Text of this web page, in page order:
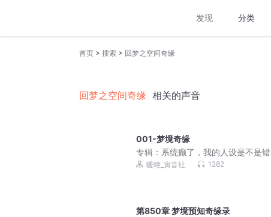
发现 分类
首页 > 搜索 > 回梦之空间奇缘
回梦之空间奇缘 相关的声音
001-梦境奇缘
专辑： 系统癫了，我的人设是不是错
了？丨穿书丨系统丨傲娇丨搞笑
暖曈_寅音社 1282
第850章 梦境预知奇缘录